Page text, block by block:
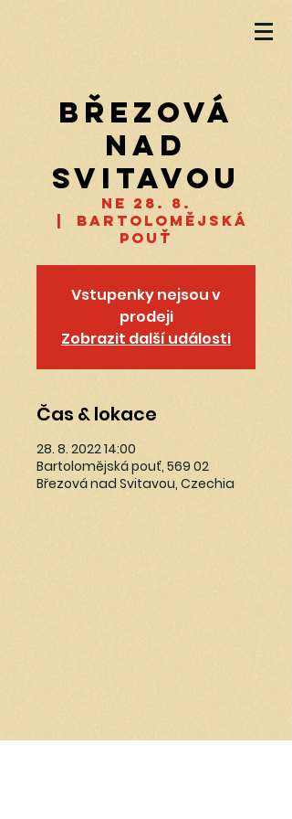
Březová
nad
Svitavou
ne 28. 8.
Bartolomějská
pouť
Vstupenky nejsou v
prodeji
Zobrazit další události
Čas & lokace
28. 8. 2022 14:00
Bartolomějská pouť, 569 02
Březová nad Svitavou, Czechia